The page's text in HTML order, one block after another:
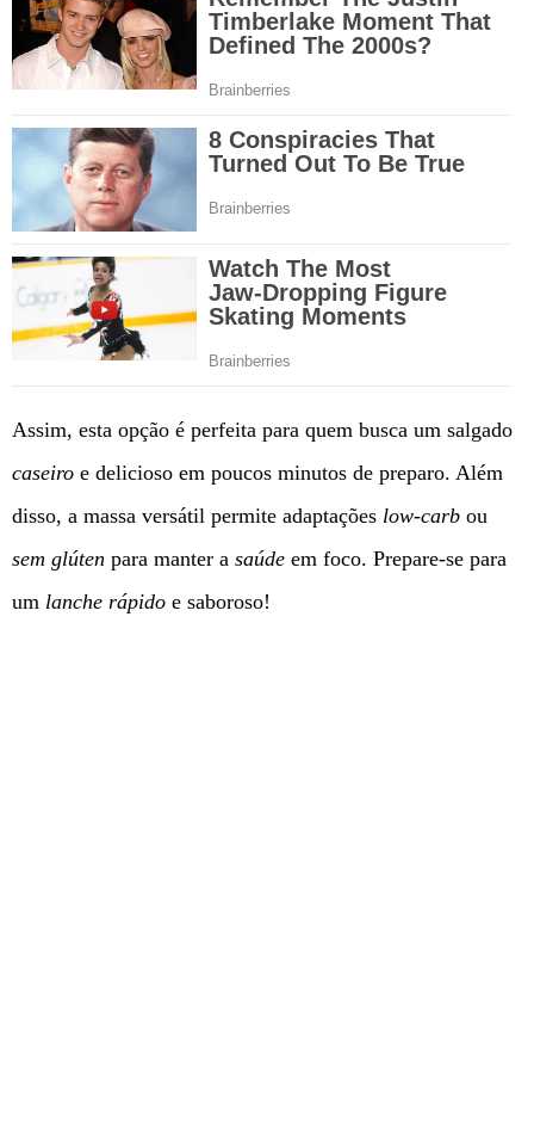
Assim, esta opção é perfeita para quem busca um salgado
caseiro e delicioso em poucos minutos de preparo. Além
disso, a massa versátil permite adaptações low-carb ou
sem glúten para manter a saúde em foco. Prepare-se para
um lanche rápido e saboroso!